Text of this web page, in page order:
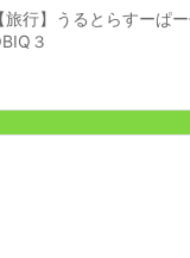
【旅行】うるとらすーぱ
３